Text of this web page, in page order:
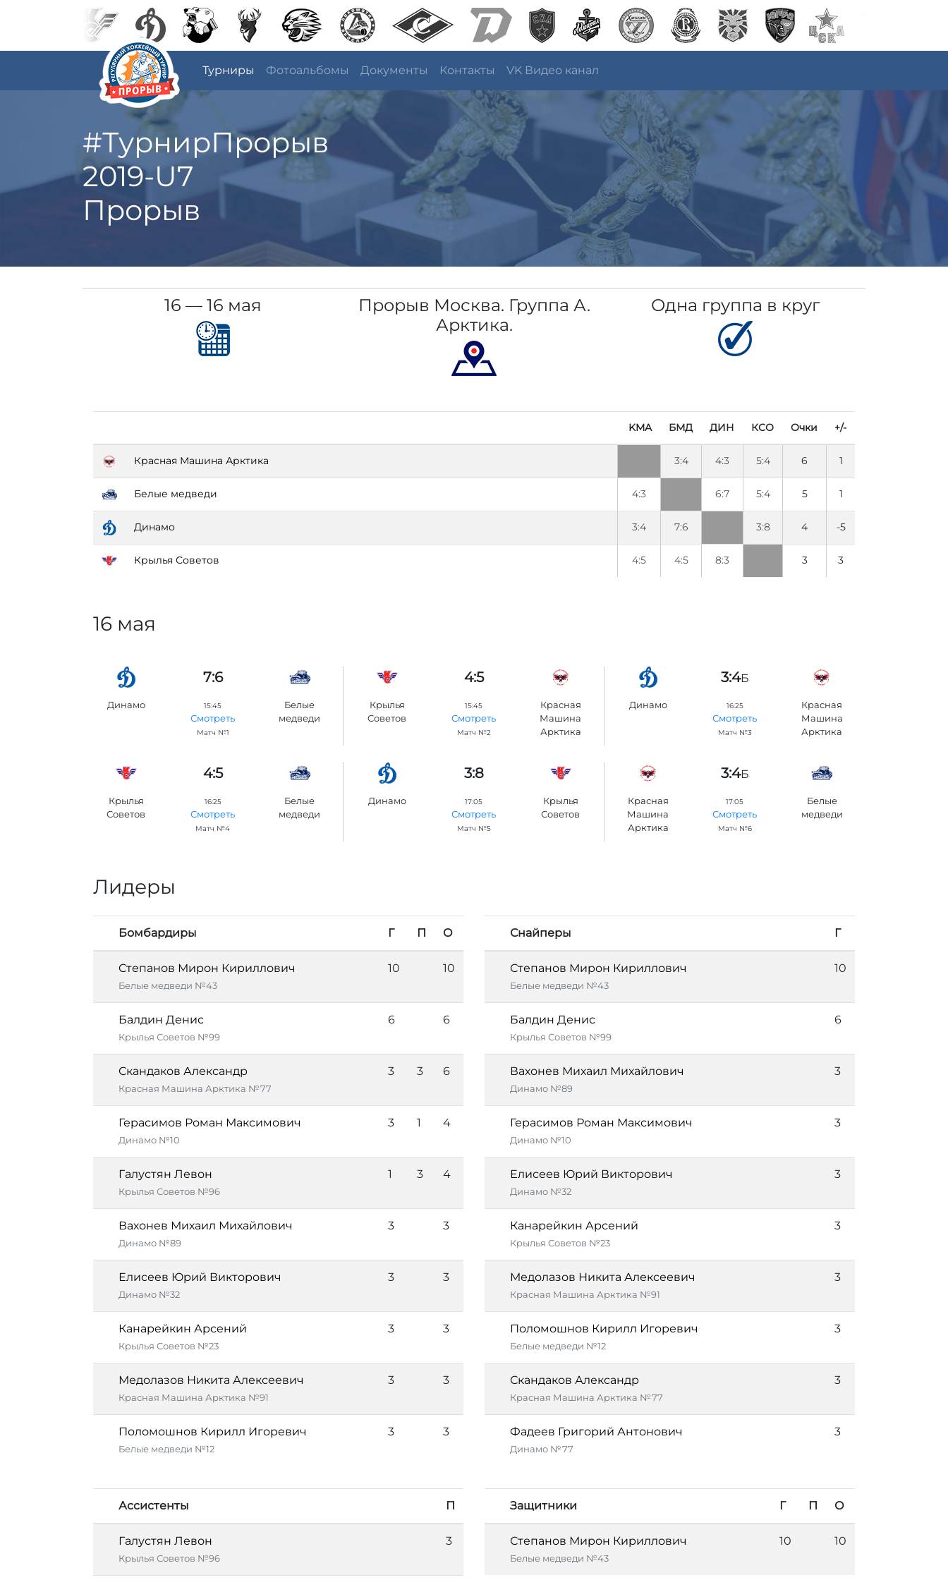
Турниры Фотоальбомы Документы Контакты VK Видео канал
#ТурнирПрорыв
2019-U7
Прорыв
16 — 16 мая
Прорыв Москва. Группа А.
Арктика.
Одна группа в круг
KMA БМД ДИН КСО Очки +/-
Красная Машина Арктика 3:4 4:3 5:4 6 1
Белые медведи 4:3 6:7 5:4 5 1
Динамо 3:4 7:6 3:8 4 -5
Крылья Советов 4:5 4:5 8:3 3 3
16 мая
7:6
Динамо 15:45
Смотреть
Матч №1
Белые
медведи
4:5
Крылья
Советов
15:45
Смотреть
Матч №2
Красная
Машина
Арктика
3:4Б
Динамо 16:25
Смотреть
Матч №3
Красная
Машина
Арктика
4:5
Крылья
Советов
16:25
Смотреть
Матч №4
Белые
медведи
3:8
Динамо 17:05
Смотреть
Матч №5
Крылья
Советов
3:4Б
Красная
Машина
Арктика
17:05
Смотреть
Матч №6
Белые
медведи
Лидеры
Бомбардиры Г П О
Степанов Мирон Кириллович
Белые медведи №43
10 10
Балдин Денис
Крылья Советов №99
6 6
Скандаков Александр
Красная Машина Арктика №77
3 3 6
Герасимов Роман Максимович
Динамо №10
3 1 4
Галустян Левон
Крылья Советов №96
1 3 4
Вахонев Михаил Михайлович
Динамо №89
3 3
Елисеев Юрий Викторович
Динамо №32
3 3
Канарейкин Арсений
Крылья Советов №23
3 3
Медолазов Никита Алексеевич
Красная Машина Арктика №91
3 3
Поломошнов Кирилл Игоревич
Белые медведи №12
3 3
Снайперы Г
Степанов Мирон Кириллович
Белые медведи №43
10
Балдин Денис
Крылья Советов №99
6
Вахонев Михаил Михайлович
Динамо №89
3
Герасимов Роман Максимович
Динамо №10
3
Елисеев Юрий Викторович
Динамо №32
3
Канарейкин Арсений
Крылья Советов №23
3
Медолазов Никита Алексеевич
Красная Машина Арктика №91
3
Поломошнов Кирилл Игоревич
Белые медведи №12
3
Скандаков Александр
Красная Машина Арктика №77
3
Фадеев Григорий Антонович
Динамо №77
3
Ассистенты П
Галустян Левон
Крылья Советов №96
3
Защитники Г П О
Степанов Мирон Кириллович
Белые медведи №43
10 10